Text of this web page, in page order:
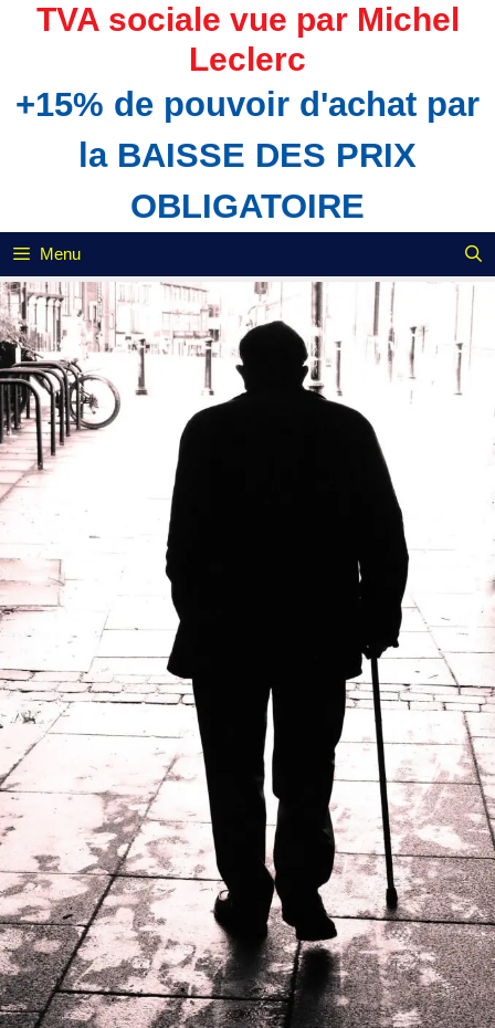
TVA sociale vue par Michel
Leclerc
+15% de pouvoir d'achat par
la BAISSE DES PRIX
OBLIGATOIRE
Menu